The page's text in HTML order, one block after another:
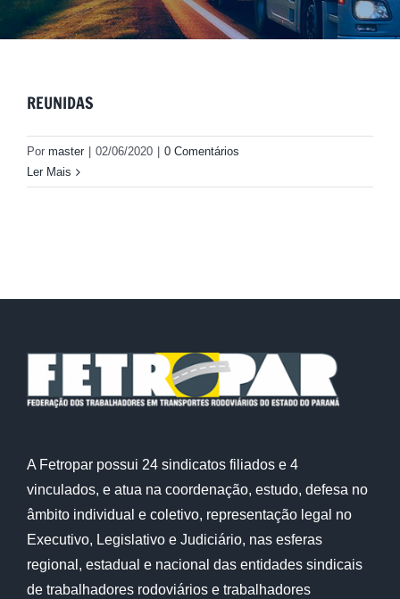
REUNIDAS
Por master 02/06/2020
0 Comentários
Ler Mais
A Fetropar possui 24 sindicatos filiados e 4
vinculados, e atua na coordenação, estudo, defesa no
âmbito individual e coletivo, representação legal no
Executivo, Legislativo e Judiciário, nas esferas
regional, estadual e nacional das entidades sindicais
de trabalhadores rodoviários e trabalhadores